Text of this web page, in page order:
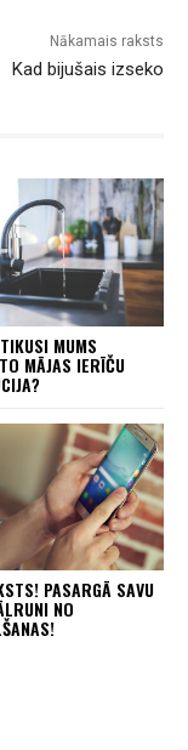
Nākamais raksts
Kad bijušais izseko
MUMS
MĀJAS IERĪČU
PASARGĀ SAVU
NO